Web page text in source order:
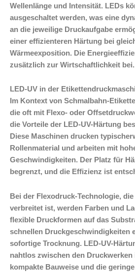
Wellenlänge und Intensität. LEDs
ausgeschaltet werden, was eine
an die jeweilige Druckaufgabe
einer effizienteren Härtung bei
Wärmeexposition. Die
zusätzlich zur Wirtschaftlichkeit bei.
LED-UV in der
Im Kontext von Schmalbahn-
die oft mit Flexo- oder
die Vorteile der LED-UV-Härtung
Diese Maschinen drucken
Rollenmaterial und arbeiten mit
Geschwindigkeiten. Der Platz für
begrenzt, und die Effizienz ist
Bei der Flexodruck-Technologie,
verbreitet ist, werden Farben und
flexible Druckformen auf das
schnellen Druckgeschwindigkeiten
sofortige Trocknung. LED-UV-
nahtlos zwischen den
kompakte Bauweise und die